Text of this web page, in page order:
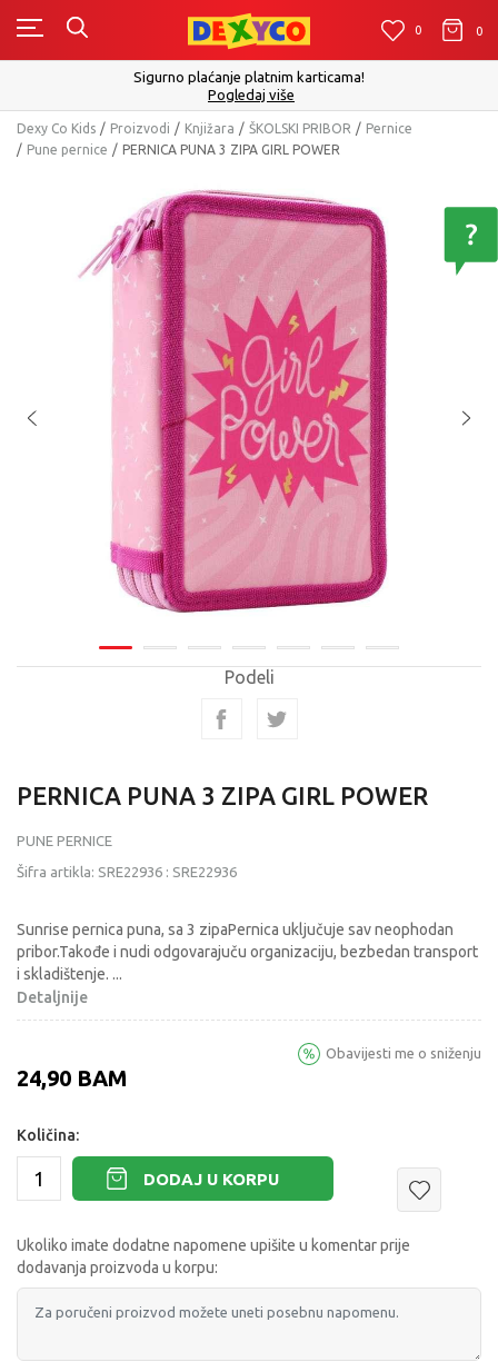
0 0
Sigurno plaćanje platnim karticama!
Pogledaj više
Dexy Co Kids Proizvodi Knjižara ŠKOLSKI PRIBOR
Pernice
Pune pernice
PERNICA PUNA 3 ZIPA GIRL POWER
Podeli
PERNICA PUNA 3 ZIPA GIRL POWER
PUNE PERNICE
Šifra artikla: SRE22936 : SRE22936
Sunrise pernica puna, sa 3 zipaPernica uključuje sav neophodan
pribor.Takođe i nudi odgovarajuču organizaciju, bezbedan transport
i skladištenje. ...
Detaljnije
24,90 BAM
Obavijesti me o sniženju
Količina:
DODAJ U KORPU
Ukoliko imate dodatne napomene upišite u komentar prije
dodavanja proizvoda u korpu: